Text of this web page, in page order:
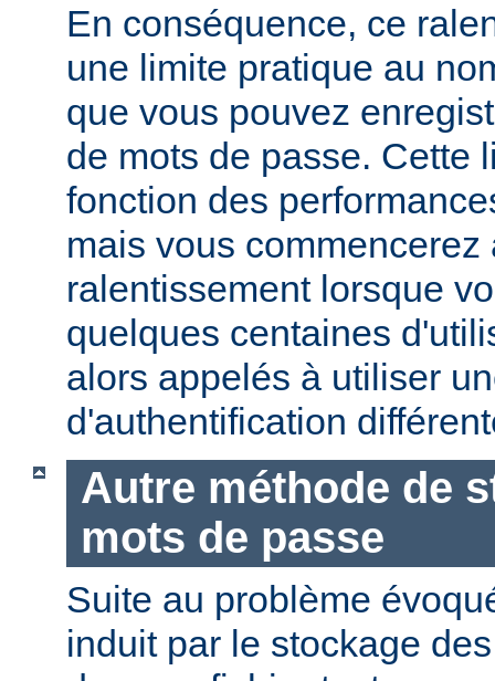
En conséquence, ce
une limite pratique au
que vous pouvez
de mots de passe. Cette
fonction des
mais vous commencerez
ralentissement lorsque
quelques centaines
alors appelés à utiliser
d'authentification
Autre méthode de
mots de passe
Suite au problème
induit par le stockage